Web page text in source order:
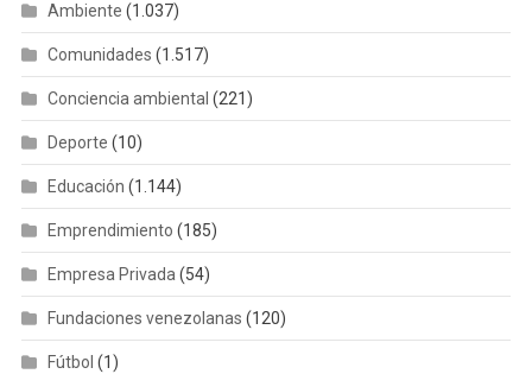
Ambiente (1.037)
Comunidades (1.517)
Conciencia ambiental (221)
Deporte (10)
Educación (1.144)
Emprendimiento (185)
Empresa Privada(54)
Fundaciones venezolanas (120)
Fútbol (1)